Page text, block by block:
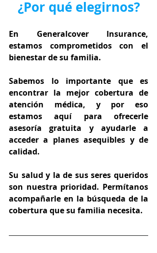
¿Por qué elegirnos?
En Generalcover Insurance,
estamos comprometidos con el
bienestar de su familia.
Sabemos lo importante que es
encontrar la mejor cobertura de
atención médica, y por eso
estamos aquí para ofrecerle
asesoría gratuita y ayudarle a
acceder a planes asequibles y de
calidad.
Su salud y la de sus seres queridos
son nuestra prioridad. Permítanos
acompañarle en la búsqueda de la
cobertura que su familia necesita.